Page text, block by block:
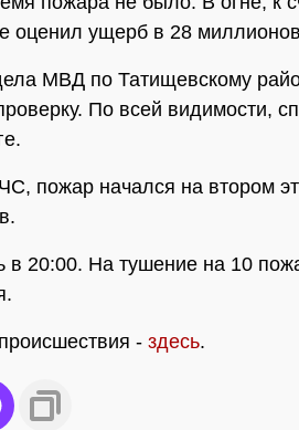
оценил ущерб в 28
МВД по Татищевскому
По всей видимости,
пожар начался на втором
в 20:00. На тушение на 10
- здесь.